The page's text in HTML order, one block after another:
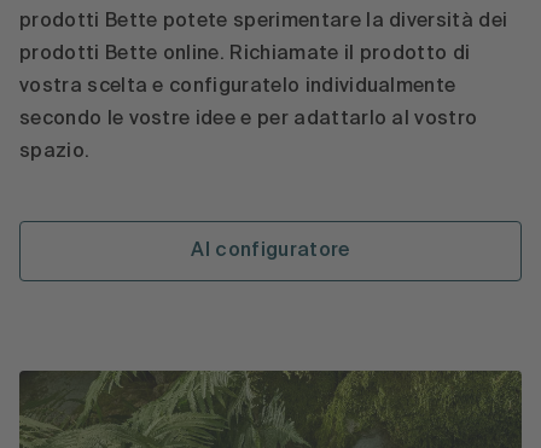
prodotti Bette potete sperimentare la diversità dei
prodotti Bette online. Richiamate il prodotto di
vostra scelta e configuratelo individualmente
secondo le vostre idee e per adattarlo al vostro
spazio.
Al configuratore